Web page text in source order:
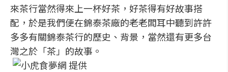
來茶行當然得來上一杯好茶，好茶得有好故事搭
配，於是我們便在錦泰茶廠的老老闆耳中聽到許許
多多有關錦泰茶行的歷史、背景，當然還有更多台
灣之於「茶」的故事。